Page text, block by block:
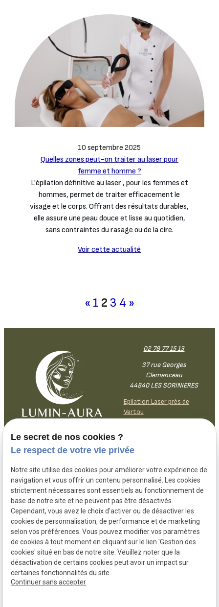
10 septembre 2025
Quelles zones peut-on traiter au laser pour
femme et homme ?
L'épilation définitive au laser , pour les femmes et
hommes, permet de traiter efficacement le
visage et le corps. Offrant des résultats durables,
elle assure une peau douce et lisse au quotidien,
sans contraintes du rasage ou de la cire.
Voir cette actualité
« 1 2 3 4 »
02 78 77 15 13
37 rue Georges
Clemenceau
44840 LES SORINIERES
Epilation Laser près de
Vertou
9h30-
Mercredi 9h30-12h30 /13h30-18h30
Jeudi
9h30-12h30 /13h30-18h30
Vendredi
9h30-18h30
Samedi
9h30-14h
Dimanche
Fermé
Mentions
légales
Politique de
confidentialité
Gestion des
Plan du site
Siret :
Le secret de nos cookies ?
Le respect de votre vie privée
Notre site utilise des cookies pour améliorer votre expérience de
navigation et vous offrir un contenu personnalisé. Les cookies
strictement nécessaires sont essentiels au fonctionnement de
base de notre site et ne peuvent pas être désactivés.
Cependant, vous avez le choix d'activer ou de désactiver les
cookies de personnalisation, de performance et de marketing
selon vos préférences. Vous pouvez modifier vos paramètres
de cookies à tout moment en cliquant sur le lien 'Gestion des
cookies' situé en bas de notre site. Veuillez noter que la
désactivation de certains cookies peut avoir un impact sur
certaines fonctionnalités du site.
Continuer sans accepter